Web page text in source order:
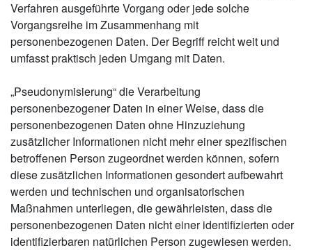
Verfahren ausgeführte Vorgang oder jede solche
Vorgangsreihe im Zusammenhang mit
personenbezogenen Daten. Der Begriff reicht weit und
umfasst praktisch jeden Umgang mit Daten.
„Pseudonymisierung“ die Verarbeitung
personenbezogener Daten in einer Weise, dass die
personenbezogenen Daten ohne Hinzuziehung
zusätzlicher Informationen nicht mehr einer spezifischen
betroffenen Person zugeordnet werden können, sofern
diese zusätzlichen Informationen gesondert aufbewahrt
werden und technischen und organisatorischen
Maßnahmen unterliegen, die gewährleisten, dass die
personenbezogenen Daten nicht einer identifizierten oder
identifizierbaren natürlichen Person zugewiesen werden.